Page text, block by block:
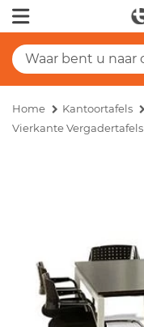
Home Kantoortafels
Vierkante Vergadertafels